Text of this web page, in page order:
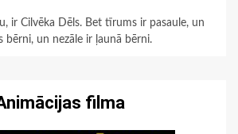
ir Cilvēka Dēls. Bet tīrums ir pasaule, un
bērni, un nezāle ir ļaunā bērni.
filma